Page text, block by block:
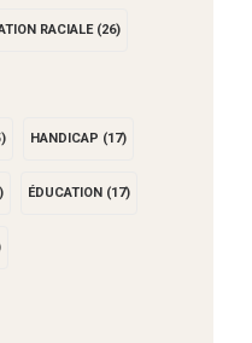
RACIALE(26)
HANDICAP (17)
ÉDUCATION (17)